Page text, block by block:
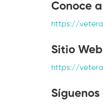
Conoce a
https://
Sitio Web
https://
Síguenos